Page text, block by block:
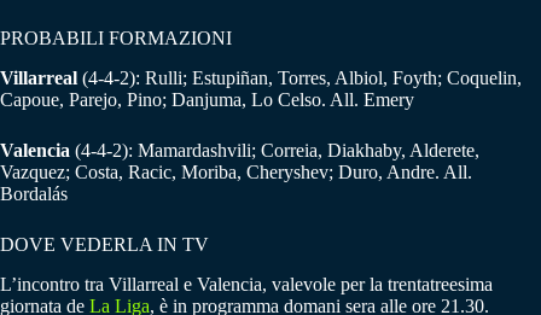
PROBABILI FORMAZIONI
Villarreal (4-4-2): Rulli; Estupiñan, Torres, Albiol, Foyth; Coquelin,
Capoue, Parejo, Pino; Danjuma, Lo Celso. All. Emery
Valencia (4-4-2): Mamardashvili; Correia, Diakhaby, Alderete,
Vazquez; Costa, Racic, Moriba, Cheryshev; Duro, Andre. All.
Bordalás
DOVE VEDERLA IN TV
L’incontro tra Villarreal e Valencia, valevole per la trentatreesima
giornata de La Liga, è in programma domani sera alle ore 21.30.